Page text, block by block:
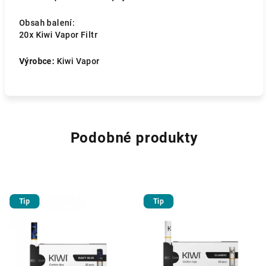
Obsah balení:
20x Kiwi Vapor Filtr
Výrobce: Kiwi Vapor
Podobné produkty
Tip Tip